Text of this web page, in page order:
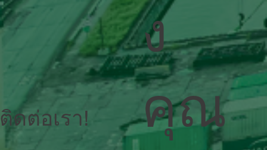
ติดต่อเรา!
ง
คุณ